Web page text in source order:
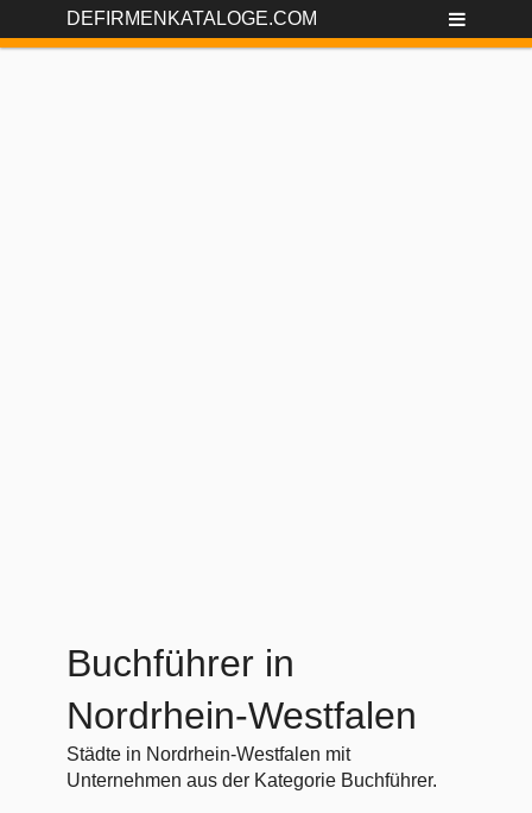
DEFIRMENKATALOGE.COM
Buchführer in
Nordrhein-Westfalen
Städte in Nordrhein-Westfalen mit
Unternehmen aus der Kategorie Buchführer.